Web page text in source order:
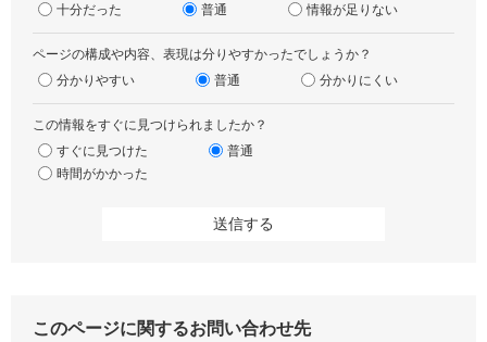
十分だった
普通 情報が足りない
ページの構成や内容、表現は分りやすかったでしょうか？
分かりやすい
普通 分かりにくい
この情報をすぐに見つけられましたか？
すぐに見つけた
普通
時間がかかった
このページに関するお問い合わせ先